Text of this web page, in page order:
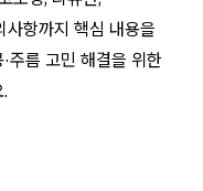
사항까지 핵심 내용을
주름 고민 해결을 위한